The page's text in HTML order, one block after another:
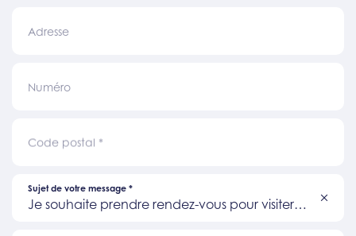
Adresse
Numéro
Code postal *
Sujet de votre message *
Je souhaite prendre rendez-vous pour visiter